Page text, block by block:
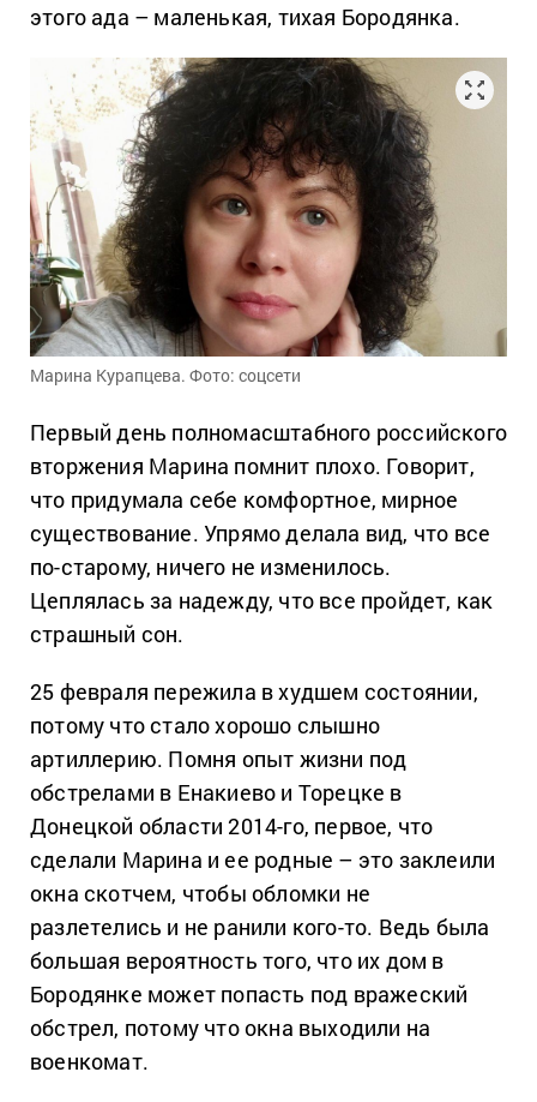
этого ада – маленькая, тихая Бородянка.
Марина Курапцева. Фото: соцсети
Первый день полномасштабного российского
вторжения Марина помнит плохо. Говорит,
что придумала себе комфортное, мирное
существование. Упрямо делала вид, что все
по-старому, ничего не изменилось.
Цеплялась за надежду, что все пройдет, как
страшный сон.
25 февраля пережила в худшем состоянии,
потому что стало хорошо слышно
артиллерию. Помня опыт жизни под
обстрелами в Енакиево и Торецке в
Донецкой области 2014-го, первое, что
сделали Марина и ее родные – это заклеили
окна скотчем, чтобы обломки не
разлетелись и не ранили кого-то. Ведь была
большая вероятность того, что их дом в
Бородянке может попасть под вражеский
обстрел, потому что окна выходили на
военкомат.